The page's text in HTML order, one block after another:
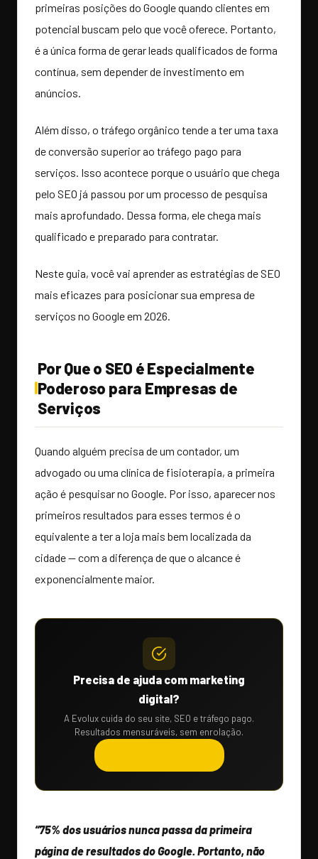
primeiras posições do Google quando clientes em
potencial buscam pelo que você oferece. Portanto,
é a única forma de gerar leads qualificados de forma
contínua, sem depender de investimento em
anúncios.
Além disso, o tráfego orgânico tende a ter uma taxa
de conversão superior ao tráfego pago para
serviços. Isso acontece porque o usuário que chega
pelo SEO já passou por um processo de pesquisa
mais aprofundado. Dessa forma, ele chega mais
qualificado e preparado para contratar.
Neste guia, você vai aprender as estratégias de SEO
mais eficazes para posicionar sua empresa de
serviços no Google em 2026.
Por Que o SEO é Especialmente
Poderoso para Empresas de
Serviços
Quando alguém precisa de um contador, um
advogado ou uma clínica de fisioterapia, a primeira
ação é pesquisar no Google. Por isso, aparecer nos
primeiros resultados para esses termos é o
equivalente a ter a loja mais bem localizada da
cidade — com a diferença de que o alcance é
exponencialmente maior.
Precisa de ajuda com marketing
digital?
A Evolux cuida do seu site, SEO e tráfego pago.
Resultados mensuráveis, sem enrolação.
“75% dos usuários nunca passa da primeira
página de resultados do Google. Portanto, não